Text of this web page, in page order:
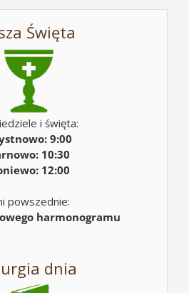
Święta
i święta:
9:00
10:30
12:00
powszednie:
harmonogramu
dnia